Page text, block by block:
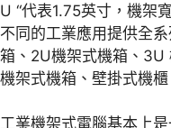
U “代表1.75英寸，機架
不同的工業應用提供全
箱、2U機架式機箱、
機架式機箱、壁掛式機櫃
工業機架式電腦基本上